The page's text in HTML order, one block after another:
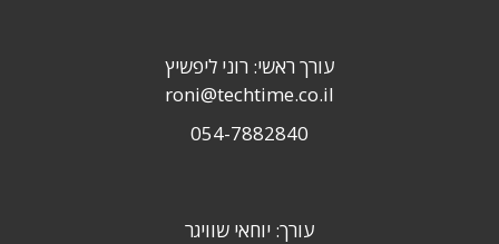
עורך ראשי: רוני ליפשיץ
roni@techtime.co.il
054-7882840
עורך: יוחאי שוויגר